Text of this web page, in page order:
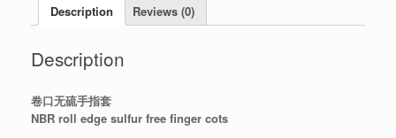
Description Reviews (0)
Description
卷口无硫手指套
NBR roll edge sulfur free finger cots